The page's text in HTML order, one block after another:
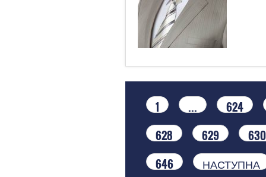
1 ...
624
628
629
630
646
НАСТУПНА